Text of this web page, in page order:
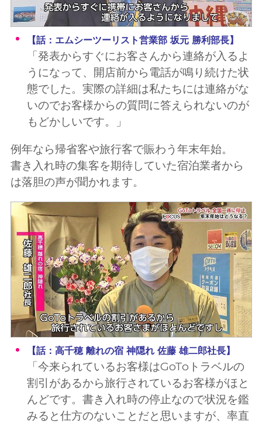
【話：エムシーツーリスト営業部 坂元 勝利部長】
「発表からすぐにお客さんから連絡が入るよ
うになって、開店前から電話が鳴り続けた状
態でした。実際の詳細は私たちには連絡がな
いのでお客様からの質問に答えられないのが
もどかしいです。」
例年なら帰省客や旅行客で賑わう年末年始。
書き入れ時の集客を期待していた宿泊業者から
は落胆の声が聞かれます。
【話：高千穂 離れの宿 神隠れ 佐藤 雄二郎社長】
「今来られているお客様はGoToトラベルの
割引があるから旅行されているお客様がほと
んどです。書き入れ時の停止なので状況を鑑
みると仕方のないことだと思いますが、率直